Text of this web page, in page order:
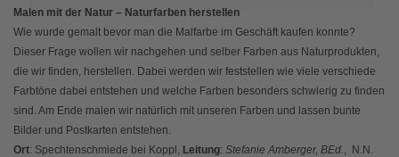
Malen mit der Natur – Naturfarben herstellen
Wie wurde gemalt bevor man die Malfarbe im Geschäft kaufen konnte?
Dieser Frage wollen wir nachgehen und selber Farben aus Naturprodukten,
die wir finden, herstellen. Dabei werden wir feststellen wie viele verschiede
Farbtöne dabei entstehen und welche Farben besonders schwierig zu finden
sind. Am Ende malen wir natürlich mit unseren Farben und lassen bunte
Bilder und Postkarten entstehen.
Ort: Spechtenschmiede bei Koppl, Leitung: Stefanie Amberger, BEd., N.N.